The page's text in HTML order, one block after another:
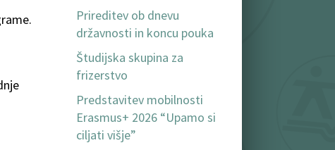
Prireditev ob dnevu
državnosti in koncu pouka
Študijska skupina za
frizerstvo
Predstavitev mobilnosti
Erasmus+ 2026 “Upamo si
ciljati višje”